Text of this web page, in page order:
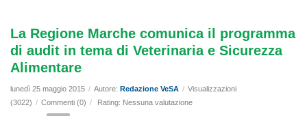
La Regione Marche comunica il programma
di audit in tema di Veterinaria e Sicurezza
Alimentare
lunedì 25 maggio 2015 / Autore: Redazione VeSA / Visualizzazioni
(3022) / Commenti (0) / Rating: Nessuna valutazione